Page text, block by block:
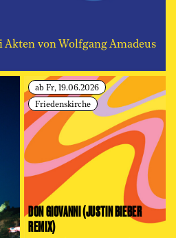
Akten von Wolfgang Amadeus
ab Fr, 19.06.2026
Friedenskirche
DON GIOVANNI (JUSTIN BIEBER
REMIX)